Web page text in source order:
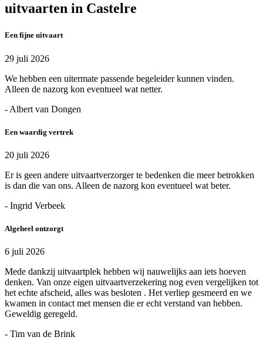
uitvaarten in Castelre
Een fijne uitvaart
29 juli 2026
We hebben een uitermate passende begeleider kunnen vinden.
Alleen de nazorg kon eventueel wat netter.
- Albert van Dongen
Een waardig vertrek
20 juli 2026
Er is geen andere uitvaartverzorger te bedenken die meer betrokken
is dan die van ons. Alleen de nazorg kon eventueel wat beter.
- Ingrid Verbeek
Algeheel ontzorgt
6 juli 2026
Mede dankzij uitvaartplek hebben wij nauwelijks aan iets hoeven
denken. Van onze eigen uitvaartverzekering nog even vergelijken tot
het echte afscheid, alles was besloten . Het verliep gesmeerd en we
kwamen in contact met mensen die er echt verstand van hebben.
Geweldig geregeld.
- Tim van de Brink